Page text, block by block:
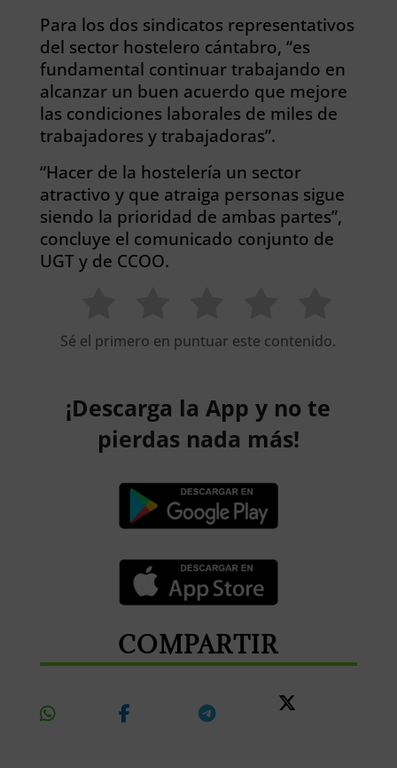
Para los dos sindicatos representativos
del sector hostelero cántabro, “es
fundamental continuar trabajando en
alcanzar un buen acuerdo que mejore
las condiciones laborales de miles de
trabajadores y trabajadoras”.
“Hacer de la hostelería un sector
atractivo y que atraiga personas sigue
siendo la prioridad de ambas partes”,
concluye el comunicado conjunto de
UGT y de CCOO.
Sé el primero en puntuar este contenido.
¡Descarga la App y no te
pierdas nada más!
COMPARTIR